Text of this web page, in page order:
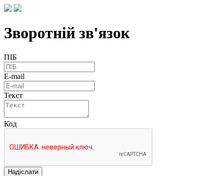
Зворотній зв'язок
ПІБ
E-mail
Текст
Код
Надіслати